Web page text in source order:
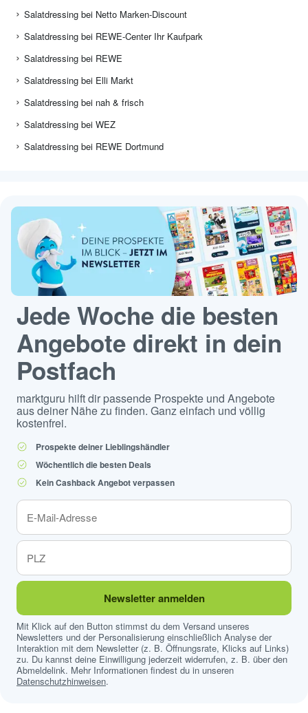
Salatdressing bei Netto Marken-Discount
Salatdressing bei REWE-Center Ihr Kaufpark
Salatdressing bei REWE
Salatdressing bei Elli Markt
Salatdressing bei nah & frisch
Salatdressing bei WEZ
Salatdressing bei REWE Dortmund
Jede Woche die besten
Angebote direkt in dein
Postfach
marktguru hilft dir passende Prospekte und Angebote
aus deiner Nähe zu finden. Ganz einfach und völlig
kostenfrei.
Prospekte deiner Lieblingshändler
Wöchentlich die besten Deals
Kein Cashback Angebot verpassen
Newsletter anmelden
Mit Klick auf den Button stimmst du dem Versand unseres
Newsletters und der Personalisierung einschließlich Analyse der
Interaktion mit dem Newsletter (z. B. Öffnungsrate, Klicks auf Links)
zu. Du kannst deine Einwilligung jederzeit widerrufen, z. B. über den
Abmeldelink. Mehr Informationen findest du in unseren
Datenschutzhinweisen.